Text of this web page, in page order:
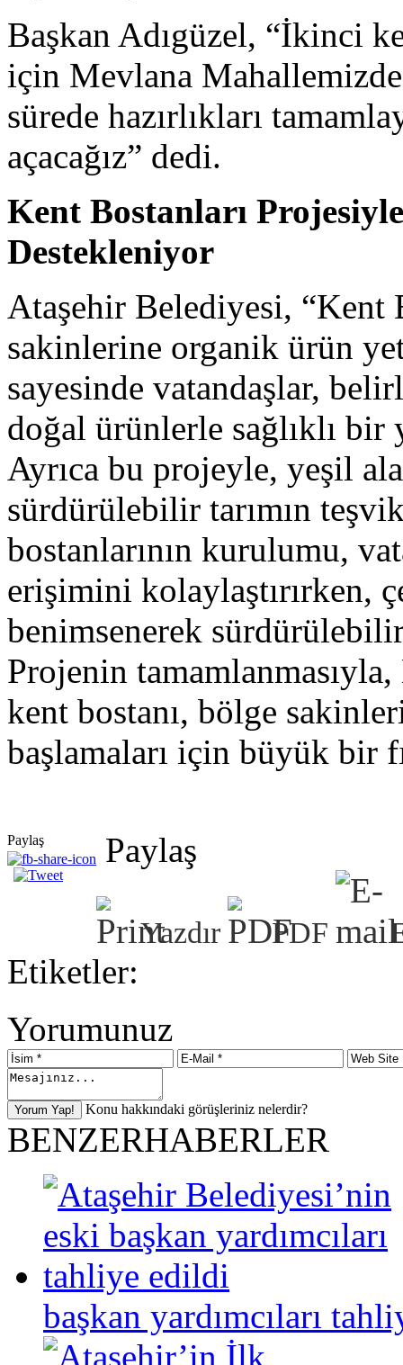
Başkan Adıgüzel, “İkinci
için Mevlana Mahallemizde
sürede hazırlıkları
açacağız” dedi.
Kent Bostanları
Destekleniyor
Ataşehir Belediyesi, “Kent
sakinlerine organik ürün
sayesinde vatandaşlar,
doğal ürünlerle sağlıklı bir
Ayrıca bu projeyle, yeşil
sürdürülebilir tarımın
bostanlarının kurulumu,
erişimini kolaylaştırırken,
benimsenerek
Projenin
kent bostanı, bölge
başlamaları için büyük bir
Paylaş Paylaş
Yazdır PDF
Etiketler:
Yorumunuz
Konu hakkındaki görüşleriniz nelerdir?
BENZERHABERLER
başkan yardımcıları